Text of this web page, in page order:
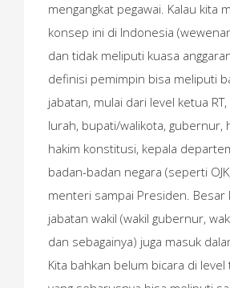
mengangkat pegawai. Kalau kita
konsep ini di Indonesia
dan tidak meliputi kuasa
definisi pemimpin bisa meliputi
jabatan, mulai dari level ketua RT,
lurah, bupati/walikota, gubernur,
hakim konstitusi, kepala
badan-badan negara (seperti
menteri sampai Presiden. Besar
jabatan wakil (wakil gubernur,
dan sebagainya) juga masuk
Kita bahkan belum bicara di